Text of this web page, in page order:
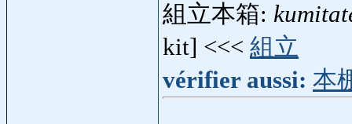
組立本箱:
kit] <<< 組立
vérifier aussi: 本